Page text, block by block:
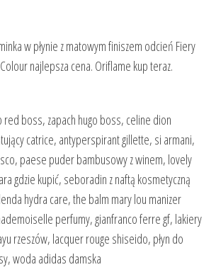
w płynie z matowym finiszem odcień Fiery
najlepsza cena. Oriflame kup teraz.
boss, zapach hugo boss, celine dion
catrice, antyperspirant gillette, si armani,
paese puder bambusowy z winem, lovely
gdzie kupić, seboradin z naftą kosmetyczną
hydra care, the balm mary lou manizer
perfumy, gianfranco ferre gf, lakiery
rzeszów, lacquer rouge shiseido, płyn do
woda adidas damska